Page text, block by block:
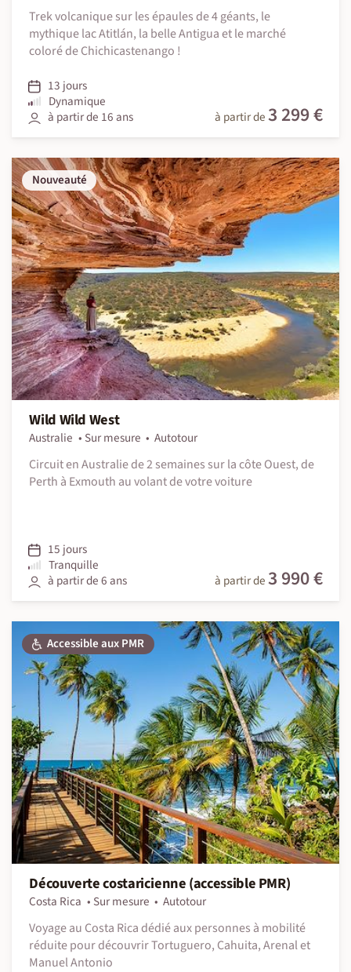
Trek volcanique sur les épaules de 4 géants, le
mythique lac Atitlán, la belle Antigua et le marché
coloré de Chichicastenango !
13 jours
Dynamique
à partir de 16 ans
à partir de 3 299 €
Nouveauté
Wild Wild West
Australie Sur mesure
Autotour
Circuit en Australie de 2 semaines sur la côte Ouest, de
Perth à Exmouth au volant de votre voiture
15 jours
Tranquille
à partir de 6 ans
à partir de 3 990 €
Accessible aux PMR
Découverte costaricienne (accessible PMR)
Costa Rica Sur mesure
Autotour
Voyage au Costa Rica dédié aux personnes à mobilité
réduite pour découvrir Tortuguero, Cahuita, Arenal et
Manuel Antonio